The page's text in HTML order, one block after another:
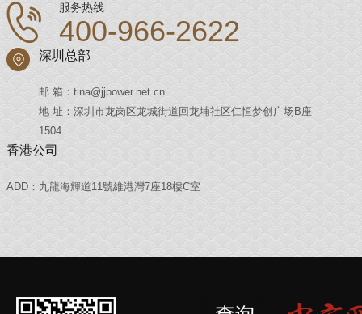
服务热线
400-966-2622
深圳总部
邮 箱：tina@jjpower.net.cn
地 址：深圳市龙岗区龙城街道回龙埔社区仁恒梦创广场B座
1504
香港公司
ADD：九龍海輝道11號維港灣7座18樓C室